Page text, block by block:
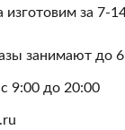
изготовим за 7-
занимают до
9:00 до 20:00